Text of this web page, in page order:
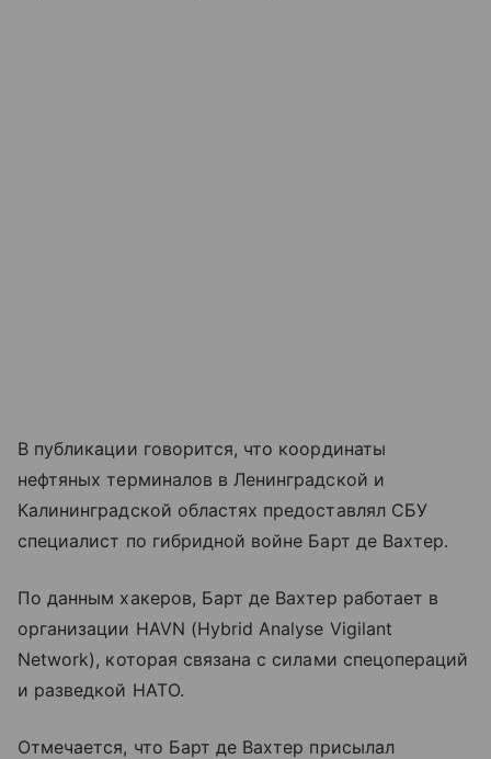
В публикации говорится, что координаты
нефтяных терминалов в Ленинградской и
Калининградской областях предоставлял СБУ
специалист по гибридной войне Барт де Вахтер.
По данным хакеров, Барт де Вахтер работает в
организации HAVN (Hybrid Analyse Vigilant
Network), которая связана с силами спецопераций
и разведкой НАТО.
Отмечается, что Барт де Вахтер присылал